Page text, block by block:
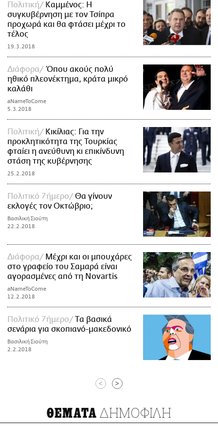
Πολιτική
Καμμένος: Η
συγκυβέρνηση με τον Τσίπρα
προχωρά και θα φτάσει μέχρι το
τέλος
19.3.2018
Διάφορα
Όπου ακούς πολύ
ηθικό πλεονέκτημα, κράτα μικρό
καλάθι
aNameToCome
5.3.2018
Πολιτική
Κικίλιας: Για την
προκλητικότητα της Τουρκίας
φταίει η ανεύθυνη κι επικίνδυνη
στάση της κυβέρνησης
25.2.2018
Πολιτικό 7ήμερο
Θα γίνουν
εκλογές τον Οκτώβριο;
Βασιλική Σιούτη
22.2.2018
Διάφορα
Μέχρι και οι μπουχάρες
στο γραφείο του Σαμαρά είναι
αγορασμένες από τη Novartis
aNameToCome
12.2.2018
Πολιτικό 7ήμερο
Tα βασικά
σενάρια για σκοπιανό-μακεδονικό
Βασιλική Σιούτη
2.2.2018
< >
ΘΕΜΑΤΑ ΔΗΜΟΦΙΛΗ